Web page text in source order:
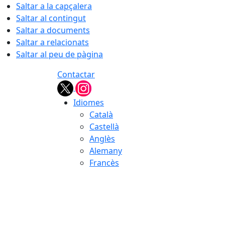
Saltar a la capçalera
Saltar al contingut
Saltar a documents
Saltar a relacionats
Saltar al peu de pàgina
Contactar
Idiomes
Català
Castellà
Anglès
Alemany
Francès